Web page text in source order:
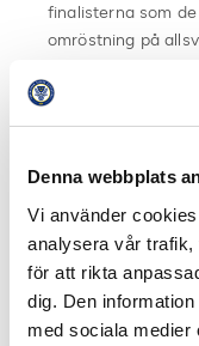
Denna webbplats
Vi använder
analysera vår trafik,
för att rikta
dig. Den
med sociala medier
finalisterna som
omröstning på
lagkaptener och
en vinnare utses.
Juryn Superettan
Camilla Enström
Hansson
Ölander
(Expressen),
Media),